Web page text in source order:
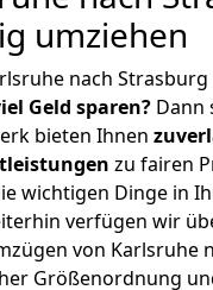
umziehen
nach
Geld sparen? Dann
bieten Ihnen
zu fairen
wichtigen Dinge in
verfügen wir
von Karlsruhe
Größenordnung